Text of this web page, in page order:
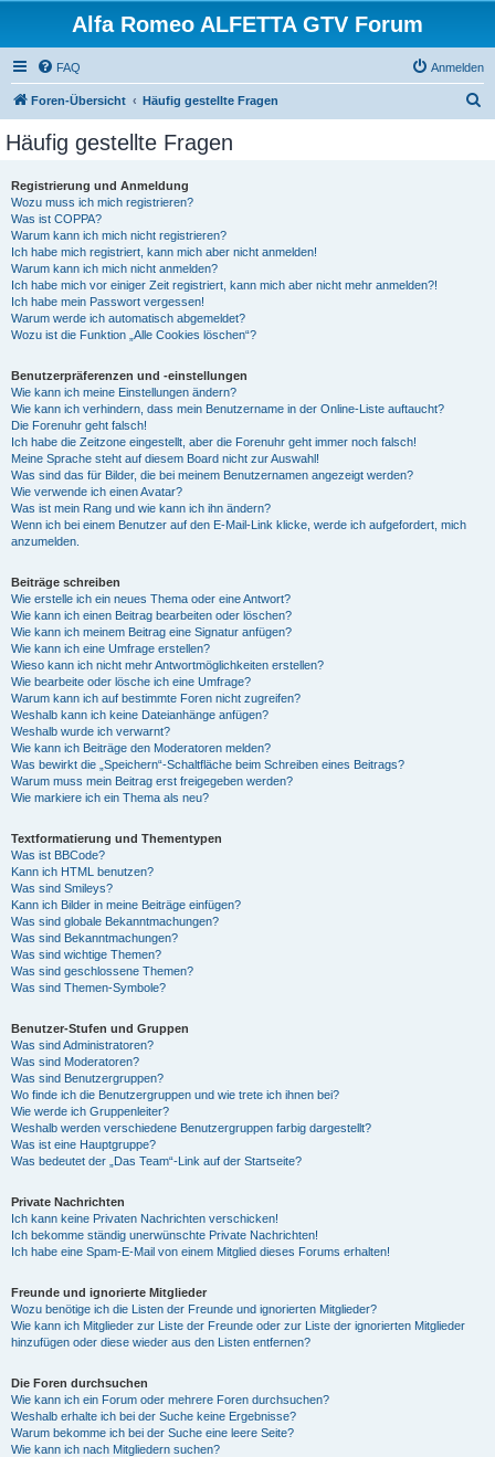
Alfa Romeo ALFETTA GTV Forum
FAQ Anmelden
Foren-Übersicht Häufig gestellte Fragen
Häufig gestellte Fragen
Registrierung und Anmeldung
Wozu muss ich mich registrieren?
Was ist COPPA?
Warum kann ich mich nicht registrieren?
Ich habe mich registriert, kann mich aber nicht anmelden!
Warum kann ich mich nicht anmelden?
Ich habe mich vor einiger Zeit registriert, kann mich aber nicht mehr anmelden?!
Ich habe mein Passwort vergessen!
Warum werde ich automatisch abgemeldet?
Wozu ist die Funktion „Alle Cookies löschen“?
Benutzerpräferenzen und -einstellungen
Wie kann ich meine Einstellungen ändern?
Wie kann ich verhindern, dass mein Benutzername in der Online-Liste auftaucht?
Die Forenuhr geht falsch!
Ich habe die Zeitzone eingestellt, aber die Forenuhr geht immer noch falsch!
Meine Sprache steht auf diesem Board nicht zur Auswahl!
Was sind das für Bilder, die bei meinem Benutzernamen angezeigt werden?
Wie verwende ich einen Avatar?
Was ist mein Rang und wie kann ich ihn ändern?
Wenn ich bei einem Benutzer auf den E-Mail-Link klicke, werde ich aufgefordert, mich
anzumelden.
Beiträge schreiben
Wie erstelle ich ein neues Thema oder eine Antwort?
Wie kann ich einen Beitrag bearbeiten oder löschen?
Wie kann ich meinem Beitrag eine Signatur anfügen?
Wie kann ich eine Umfrage erstellen?
Wieso kann ich nicht mehr Antwortmöglichkeiten erstellen?
Wie bearbeite oder lösche ich eine Umfrage?
Warum kann ich auf bestimmte Foren nicht zugreifen?
Weshalb kann ich keine Dateianhänge anfügen?
Weshalb wurde ich verwarnt?
Wie kann ich Beiträge den Moderatoren melden?
Was bewirkt die „Speichern“-Schaltfläche beim Schreiben eines Beitrags?
Warum muss mein Beitrag erst freigegeben werden?
Wie markiere ich ein Thema als neu?
Textformatierung und Thementypen
Was ist BBCode?
Kann ich HTML benutzen?
Was sind Smileys?
Kann ich Bilder in meine Beiträge einfügen?
Was sind globale Bekanntmachungen?
Was sind Bekanntmachungen?
Was sind wichtige Themen?
Was sind geschlossene Themen?
Was sind Themen-Symbole?
Benutzer-Stufen und Gruppen
Was sind Administratoren?
Was sind Moderatoren?
Was sind Benutzergruppen?
Wo finde ich die Benutzergruppen und wie trete ich ihnen bei?
Wie werde ich Gruppenleiter?
Weshalb werden verschiedene Benutzergruppen farbig dargestellt?
Was ist eine Hauptgruppe?
Was bedeutet der „Das Team“-Link auf der Startseite?
Private Nachrichten
Ich kann keine Privaten Nachrichten verschicken!
Ich bekomme ständig unerwünschte Private Nachrichten!
Ich habe eine Spam-E-Mail von einem Mitglied dieses Forums erhalten!
Freunde und ignorierte Mitglieder
Wozu benötige ich die Listen der Freunde und ignorierten Mitglieder?
Wie kann ich Mitglieder zur Liste der Freunde oder zur Liste der ignorierten Mitglieder
hinzufügen oder diese wieder aus den Listen entfernen?
Die Foren durchsuchen
Wie kann ich ein Forum oder mehrere Foren durchsuchen?
Weshalb erhalte ich bei der Suche keine Ergebnisse?
Warum bekomme ich bei der Suche eine leere Seite?
Wie kann ich nach Mitgliedern suchen?